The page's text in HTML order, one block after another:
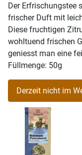
Der Erfrischungstee
frischer Duft mit
Diese fruchtigen
wohltuend frischen
geniesst man eine
Füllmenge: 50g